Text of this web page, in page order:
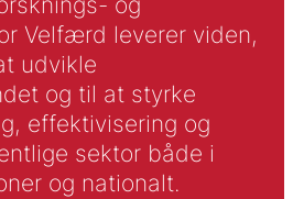
Velfærd leverer viden,
udvikle
og til at styrke
effektivisering og
sektor både i
og nationalt.